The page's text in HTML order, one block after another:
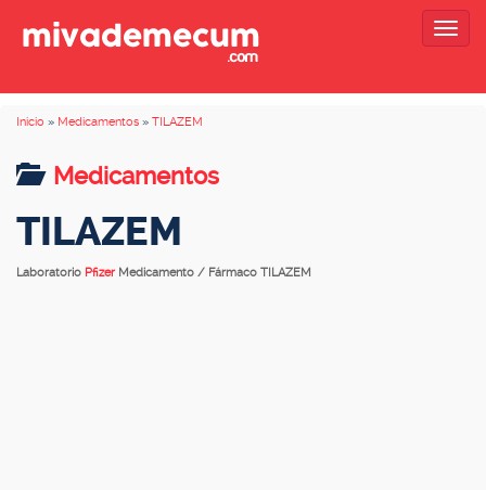
Inicio » Medicamentos » TILAZEM
Medicamentos
TILAZEM
Laboratorio Pfizer Medicamento / Fármaco TILAZEM